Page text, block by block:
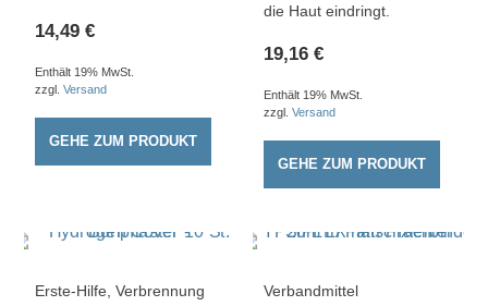
14,49€
Enthält 19% MwSt.
zzgl.Versand
GEHE ZUM PRODUKT
19,16 €
Enthält 19% MwSt.
zzgl. Versand
die Haut eindringt.
GEHE ZUM PRODUKT
Erste-Hilfe ,Verbrennung
Dieses Produkt weist mehrere Varianten auf. Die Optionen können auf der Produktseite gewählt werden
Verbandmittel